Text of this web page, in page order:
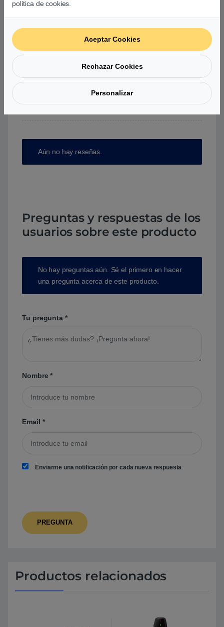
Agrega una reseña
Debesaccederpara publicar una valoración.
Aún no hay reseñas.
Preguntas y respuestas de los
usuarios sobre este producto
No hay preguntas aún. Sé el primero en hacer
una pregunta acerca de este producto.
Tu pregunta *
Nombre*
Email *
Enviarme una notificación por cada nueva respuesta
Productos relacionados
política de cookies.
Aceptar Cookies
Rechazar Cookies
Personalizar